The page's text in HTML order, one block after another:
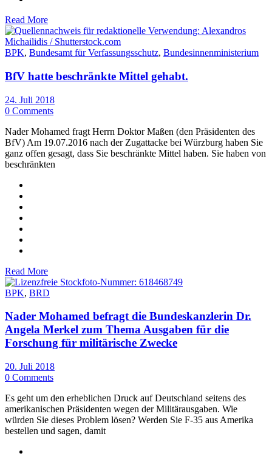
Read More
BPK, Bundesamt für Verfassungsschutz, Bundesinnenministerium
BfV hatte beschränkte Mittel gehabt.
24. Juli 2018
0 Comments
Nader Mohamed fragt Herrn Doktor Maßen (den Präsidenten des
BfV) Am 19.07.2016 nach der Zugattacke bei Würzburg haben Sie
ganz offen gesagt, dass Sie beschränkte Mittel haben. Sie haben von
beschränkten
Read More
BPK, BRD
Nader Mohamed befragt die Bundeskanzlerin Dr.
Angela Merkel zum Thema Ausgaben für die
Forschung für militärische Zwecke
20. Juli 2018
0 Comments
Es geht um den erheblichen Druck auf Deutschland seitens des
amerikanischen Präsidenten wegen der Militärausgaben. Wie
würden Sie dieses Problem lösen? Werden Sie F-35 aus Amerika
bestellen und sagen, damit